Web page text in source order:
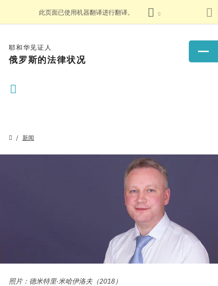
此页面已使用机器翻译进行翻译。
耶和华见证人
俄罗斯的法律状况
新闻
照片：德米特里·米哈伊洛夫（2018）